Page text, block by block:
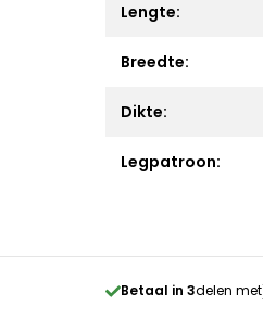
Lengte:
Breedte:
Dikte:
Legpatroon:
Betaal in 3delen met